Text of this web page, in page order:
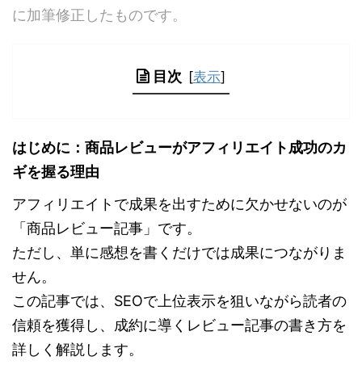
に加筆修正したものです。
目次 [表示]
はじめに：商品レビューがアフィリエイト成功のカ
ギを握る理由
アフィリエイトで成果を出すために欠かせないのが
「商品レビュー記事」です。
ただし、単に感想を書くだけでは成果につながりま
せん。
この記事では、SEOで上位表示を狙いながら読者の
信頼を獲得し、成約に導くレビュー記事の書き方を
詳しく解説します。